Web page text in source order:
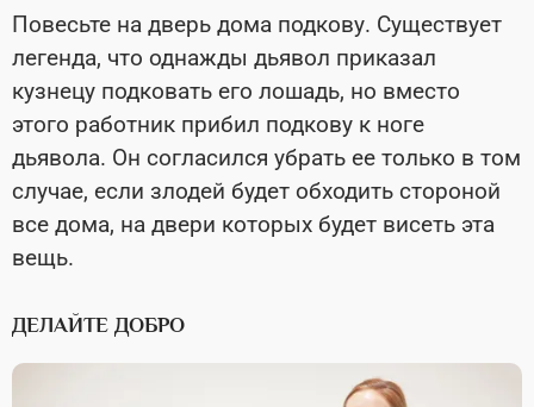
Повесьте на дверь дома подкову. Существует
легенда, что однажды дьявол приказал
кузнецу подковать его лошадь, но вместо
этого работник прибил подкову к ноге
дьявола. Он согласился убрать ее только в том
случае, если злодей будет обходить стороной
все дома, на двери которых будет висеть эта
вещь.
ДЕЛАЙТЕ ДОБРО